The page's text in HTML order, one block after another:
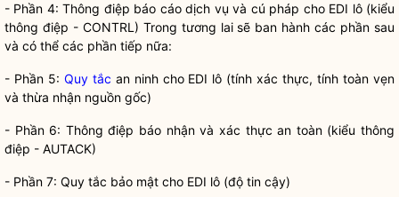
- Phần 4: Thông điệp báo cáo dịch vụ và cú pháp cho EDI lô (kiểu
thông điệp - CONTRL) Trong tương lai sẽ ban hành các phần sau
và có thể các phần tiếp nữa:
- Phần 5: Quy tắc an ninh cho EDI lô (tính xác thực, tính toàn vẹn
và thừa nhận nguồn gốc)
- Phần 6: Thông điệp báo nhận và xác thực an toàn (kiểu thông
điệp - AUTACK)
- Phần 7: Quy tắc bảo mật cho EDI lô (độ tin cậy)